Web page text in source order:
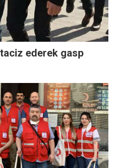
taciz ederek gasp